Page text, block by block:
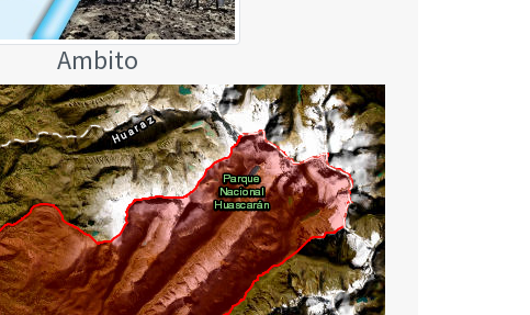
Ambito